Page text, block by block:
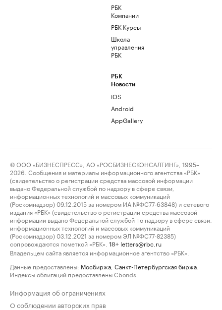
РБК
Компании
РБК Курсы
Школа
управления
РБК
РБК
Новости
iOS
Android
AppGallery
© ООО «БИЗНЕСПРЕСС», АО «РОСБИЗНЕСКОНСАЛТИНГ», 1995–
2026. Сообщения и материалы информационного агентства «РБК»
(свидетельство о регистрации средства массовой информации
выдано Федеральной службой по надзору в сфере связи,
информационных технологий и массовых коммуникаций
(Роскомнадзор) 09.12.2015 за номером ИА №ФС77-63848) и сетевого
издания «РБК» (свидетельство о регистрации средства массовой
информации выдано Федеральной службой по надзору в сфере связи,
информационных технологий и массовых коммуникаций
(Роскомнадзор) 03.12.2021 за номером ЭЛ №ФС77-82385)
сопровождаются пометкой «РБК».
18+ letters@rbc.ru
Владельцем сайта является информационное агентство «РБК».
Данные предоставлены: Мосбиржа Санкт-Петербургская биржа
Индексы облигаций предоставлены Cbonds.
Информация об ограничениях
О соблюдении авторских прав